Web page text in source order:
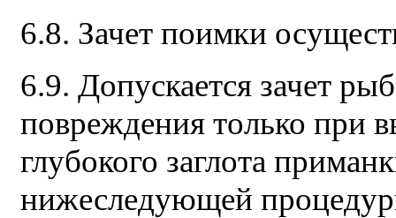
6.8. Зачет поимки
6.9. Допускается зачет
повреждения только при
глубокого заглота
нижеследующей